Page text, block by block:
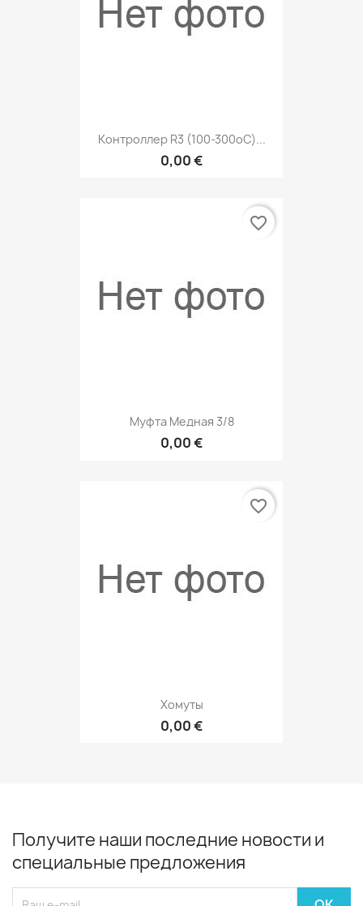
Контроллер R3 (100-300оC)...
0,00 €
Муфта Медная 3/8
0,00 €
favorite_border
Хомуты
0,00 €
favorite_border
Получите наши последние новости и
специальные предложения